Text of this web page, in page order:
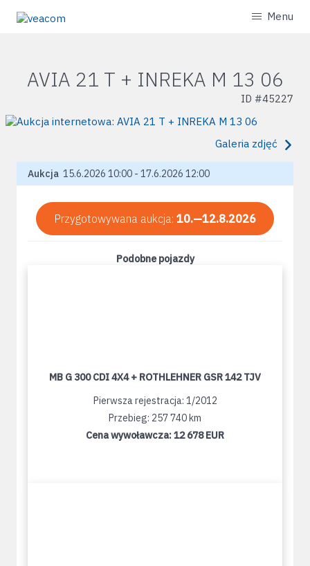
Menu
AVIA 21 T + INREKA M 13 06
ID #45227
Galeria zdjęć
Aukcja 15.6.2026 10:00 - 17.6.2026 12:00
Przygotowywana aukcja: 10.—12.8.2026
Podobne pojazdy
MB G 300 CDI 4X4 + ROTHLEHNER GSR 142 TJV
Pierwsza rejestracja: 1/2012
Przebieg: 257 740 km
Cena wywoławcza:12 678 EUR